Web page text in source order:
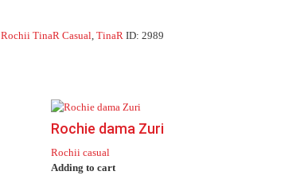
Rochii TinaR Casual TinaR ID: 2989
Rochie dama Zuri
Rochii casual
Adding to cart